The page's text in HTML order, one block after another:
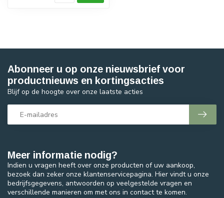
Meer informatie nodig?
Indien u vragen heeft over onze producten of uw aankoop,
bezoek dan zeker onze klantenservicepagina. Hier vindt u onze
bedrijfsgegevens, antwoorden op veelgestelde vragen en
verschillende manieren om met ons in contact te komen.
Abonneer u op onze nieuwsbrief voor
productnieuws en kortingsacties
Blijf op de hoogte over onze laatste acties